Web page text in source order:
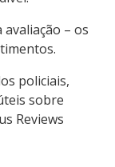
– os
policiais,
sobre
Reviews